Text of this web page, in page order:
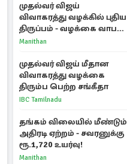
முதல்வர் விஜய்
விவாகரத்து வழக்கில் புதிய
திருப்பம் - வழக்கை வாபஸ்
பெற்ற சங்கீதா!
Manithan
முதல்வர் விஜய் மீதான
விவாகரத்து வழக்கை
திரும்ப பெற்ற சங்கீதா
IBC Tamilnadu
தங்கம் விலையில் மீண்டும்
அதிரடி ஏற்றம் - சவரனுக்கு
ரூ.1,720 உயர்வு!
Manithan